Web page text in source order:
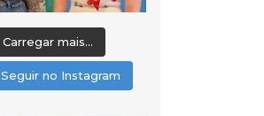
Carregar mais...
Seguir no Instagram